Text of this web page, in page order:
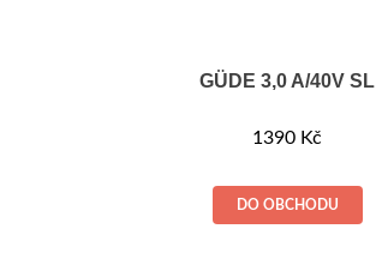
GÜDE 3,0 A/40V SL
1390 Kč
DO OBCHODU